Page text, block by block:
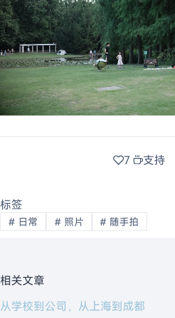
7 支持
标签
# 日常 # 照片 # 随手拍
相关文章
从学校到公司，从上海到成都